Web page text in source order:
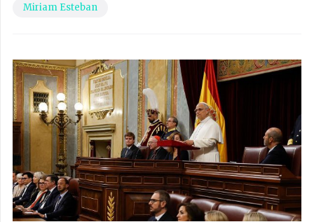
Miriam Esteban